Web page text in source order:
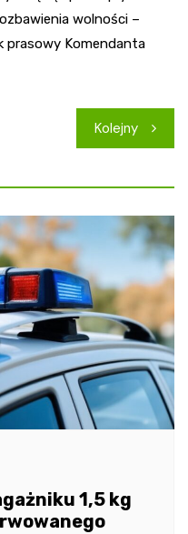
wolności –
prasowy Komendanta
Kolejny
1,5 kg